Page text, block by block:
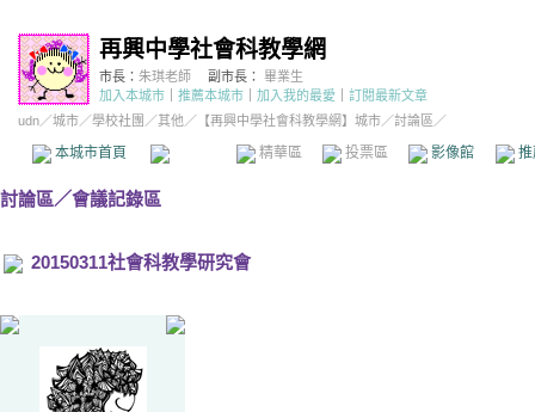
再興中學社會科教學網
市長： 朱琪老師 副市長： 畢業生
加入本城市
推薦本城市 加入我的最愛
訂閱最新文章
udn／城市／學校社團 ／其他 ／ 【再興中學社會科教學網】城市／討論區／
本城市首頁 精華區 投票區 影像館
討論區／會議記錄區
20150311社會科教學研究會